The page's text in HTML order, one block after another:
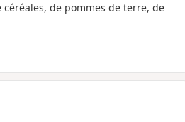
de pommes de terre, de